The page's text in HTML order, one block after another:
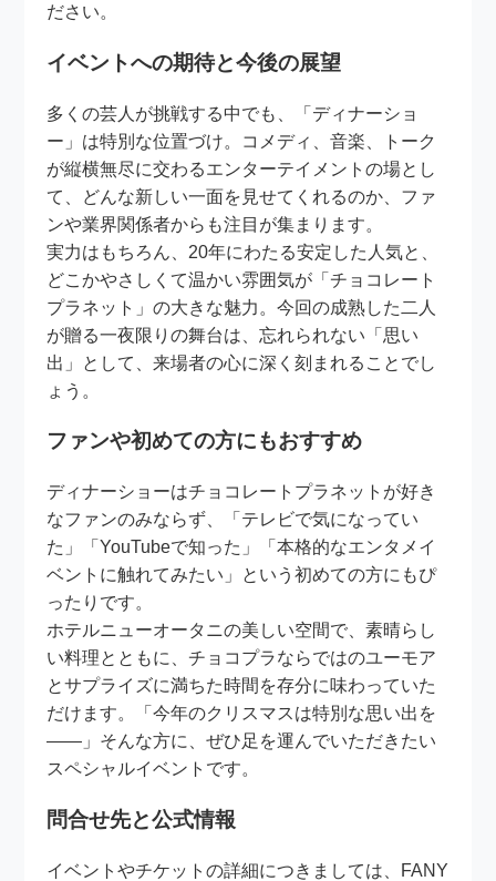
ださい。
イベントへの期待と今後の展望
多くの芸人が挑戦する中でも、「ディナーショ
ー」は特別な位置づけ。コメディ、音楽、トーク
が縦横無尽に交わるエンターテイメントの場とし
て、どんな新しい一面を見せてくれるのか、ファ
ンや業界関係者からも注目が集まります。
実力はもちろん、20年にわたる安定した人気と、
どこかやさしくて温かい雰囲気が「チョコレート
プラネット」の大きな魅力。今回の成熟した二人
が贈る一夜限りの舞台は、忘れられない「思い
出」として、来場者の心に深く刻まれることでし
ょう。
ファンや初めての方にもおすすめ
ディナーショーはチョコレートプラネットが好き
なファンのみならず、「テレビで気になってい
た」「YouTubeで知った」「本格的なエンタメイ
ベントに触れてみたい」という初めての方にもぴ
ったりです。
ホテルニューオータニの美しい空間で、素晴らし
い料理とともに、チョコプラならではのユーモア
とサプライズに満ちた時間を存分に味わっていた
だけます。「今年のクリスマスは特別な思い出を
――」そんな方に、ぜひ足を運んでいただきたい
スペシャルイベントです。
問合せ先と公式情報
イベントやチケットの詳細につきましては、FANY